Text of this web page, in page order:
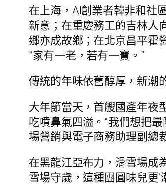
在上海，AI創業者韓非和社
新意；在重慶務工的吉林人
鄉亦成故鄉；在北京昌平霍
“家有一老，若有一寶。”
傳統的年味依舊醇厚，新潮
大年節當天，首艘國產年夜
吃噴鼻氣四溢。“我們想把最
場營銷與電子商務助理副總
在黑龍江亞布力，滑雪場成
雪場守歲，這種團圓味兒更‘